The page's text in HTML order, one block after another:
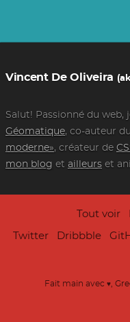
Vincent De Oliveira
Salut! Passionné du
Géomatique, co-auteur du
moderne», créateur de
mon blog et ailleurs et
Tout voir
Twitter Dribbble
Fait main avec ♥